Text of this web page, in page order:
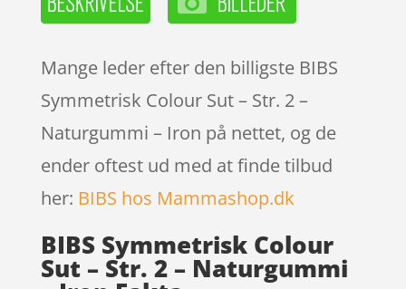
Mange leder efter den billigste BIBS
Symmetrisk Colour Sut – Str. 2 –
Naturgummi – Iron på nettet, og de
ender oftest ud med at finde tilbud
her: BIBS hos Mammashop.dk
BIBS Symmetrisk Colour
Sut – Str. 2 – Naturgummi